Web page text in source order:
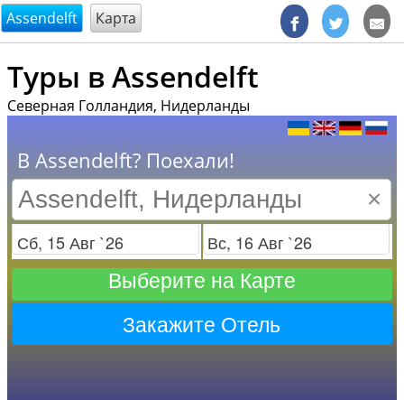
@endsectiom
Assendelft Карта
Туры в Assendelft
Северная Голландия, Нидерланды
В Assendelft? Поехали!
×
Заезд Отъезд
Выберите на Карте
Закажите Отель